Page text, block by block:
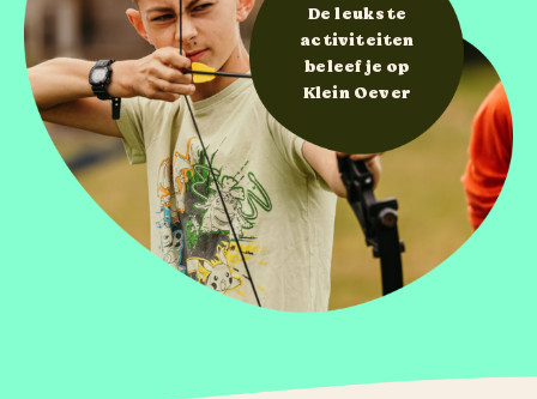
De leukste
activiteiten
beleef je op
Klein Oever